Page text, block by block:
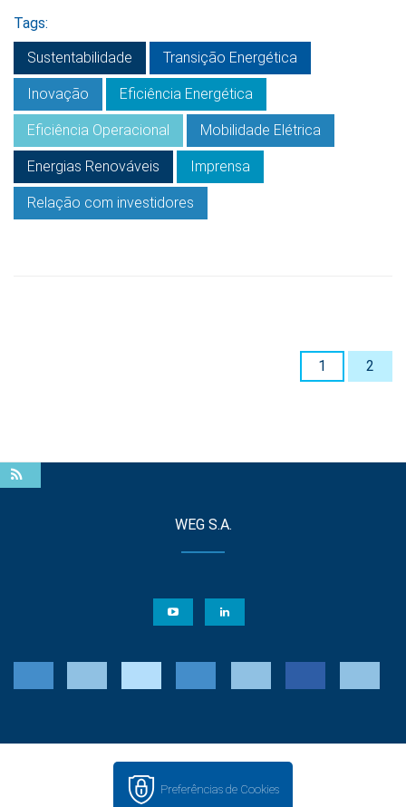
Tags:
Sustentabilidade
Transição Energética
Inovação Eficiência Energética
Eficiência Operacional Mobilidade Elétrica
Energias Renováveis Imprensa
Relação com investidores
1 2
WEG S.A.
Preferências de Cookies